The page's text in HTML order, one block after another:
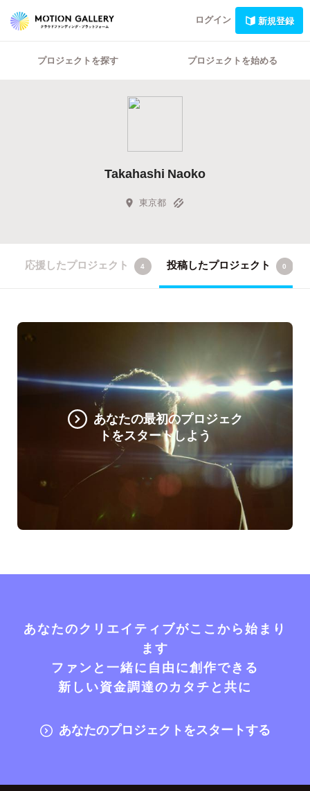
ログイン 新規登録
プロジェクトを探す プロジェクトを始める
Takahashi Naoko
東京都
応援したプロジェクト 4 投稿したプロジェクト 0
あなたの最初のプロジェク
トをスタートしよう
あなたのクリエイティブがここから始まり
ます
ファンと一緒に自由に創作できる
新しい資金調達のカタチと共に
あなたのプロジェクトをスタートする